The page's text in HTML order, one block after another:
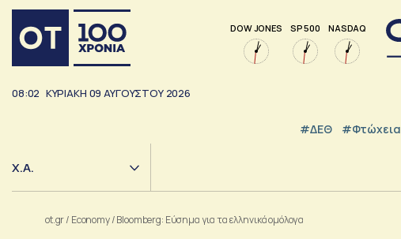
DOW JONES SP 500 NASDAQ
08:02 ΚΥΡΙΑΚΗ 09 ΑΥΓΟΥΣΤΟΥ 2026
#ΔΕΘ #Φτώχεια
Χ.Α.
ot.gr/ Economy/Bloomberg: Εύσημα για τα ελληνικά ομόλογα